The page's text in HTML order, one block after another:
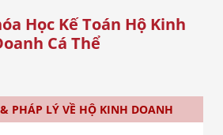
Học Kế Toán Hộ Kinh
Cá Thể
PHÁP LÝ VỀ HỘ KINH DOANH